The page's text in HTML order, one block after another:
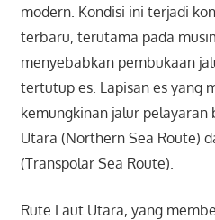
modern. Kondisi ini terjadi
terbaru, terutama pada
menyebabkan pembukaan
tertutup es. Lapisan es yang
kemungkinan jalur pelayaran
Utara (Northern Sea Route)
(Transpolar Sea Route).
Rute Laut Utara, yang